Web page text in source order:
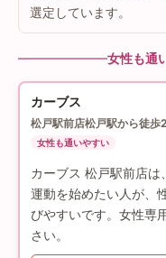
選定しています。
女性も通
カーブス
松戸駅前店松戸駅から徒歩
女性も通いやすい
カーブス 松戸駅前店
運動を始めたい人が、
びやすいです。女性専
さい。